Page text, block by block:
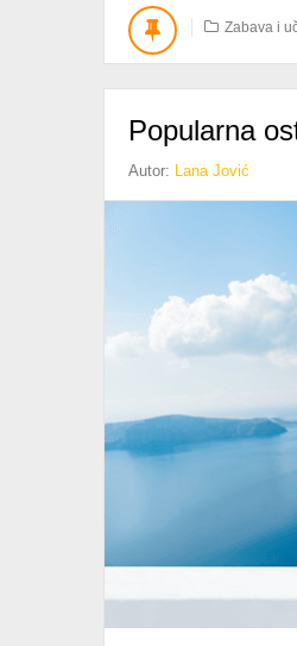
–Zabava i
Popularna
Autor: Lana Jović